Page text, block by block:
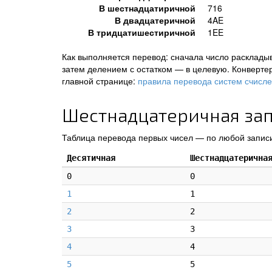
В шестнадцатиричной
716
В двадцатеричной
4AE
В тридцатишестиричной
1EE
Как выполняется перевод: сначала число
затем делением с остатком — в целевую.
главной странице: правила перевода систем
Шестнадцатеричная
Таблица перевода первых чисел — по любой
Десятичная
0
0
1
1
2
2
3
3
4
4
5
5